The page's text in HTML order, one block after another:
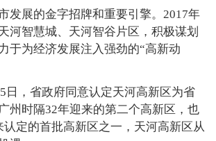
发展的金字招牌和重要引擎。2017年
河智慧城、天河智谷片区，积极谋划
于为经济发展注入强劲的“高新动
日，省政府同意认定天河高新区为省
州时隔32年迎来的第二个高新区，也
认定的首批高新区之一，天河高新区从